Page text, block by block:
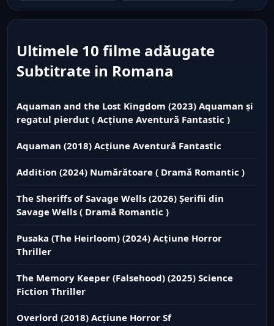
Ultimele 10 filme adăugate
Subtitrate in Romana
Aquaman and the Lost Kingdom (2023) Aquaman și
regatul pierdut ( Acțiune Aventură Fantastic )
Aquaman (2018) Acțiune Aventură Fantastic
Addition (2024) Numărătoare ( Dramă Romantic )
The Sheriffs of Savage Wells (2026) Șerifii din
Savage Wells ( Dramă Romantic )
Pusaka (The Heirloom) (2024) Acțiune Horror
Thriller
The Memory Keeper (Falsehood) (2025) Science
Fiction Thriller
Overlord (2018) Acțiune Horror Sf